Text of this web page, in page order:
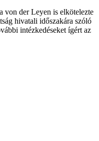
von der Leyen is elkötelezte
hivatali időszakára szóló
intézkedéseket ígért az